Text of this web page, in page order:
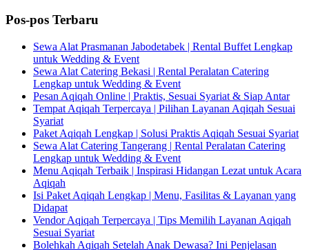
Pos-pos Terbaru
Sewa Alat Prasmanan Jabodetabek | Rental Buffet Lengkap
untuk Wedding & Event
Sewa Alat Catering Bekasi | Rental Peralatan Catering
Lengkap untuk Wedding & Event
Pesan Aqiqah Online | Praktis, Sesuai Syariat & Siap Antar
Tempat Aqiqah Terpercaya | Pilihan Layanan Aqiqah Sesuai
Syariat
Paket Aqiqah Lengkap | Solusi Praktis Aqiqah Sesuai Syariat
Sewa Alat Catering Tangerang | Rental Peralatan Catering
Lengkap untuk Wedding & Event
Menu Aqiqah Terbaik | Inspirasi Hidangan Lezat untuk Acara
Aqiqah
Isi Paket Aqiqah Lengkap | Menu, Fasilitas & Layanan yang
Didapat
Vendor Aqiqah Terpercaya | Tips Memilih Layanan Aqiqah
Sesuai Syariat
Bolehkah Aqiqah Setelah Anak Dewasa? Ini Penjelasan